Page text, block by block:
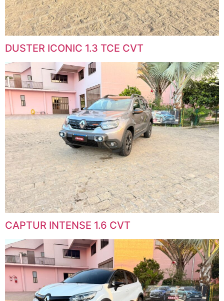
DUSTER ICONIC 1.3 TCE CVT
CAPTUR INTENSE 1.6 CVT